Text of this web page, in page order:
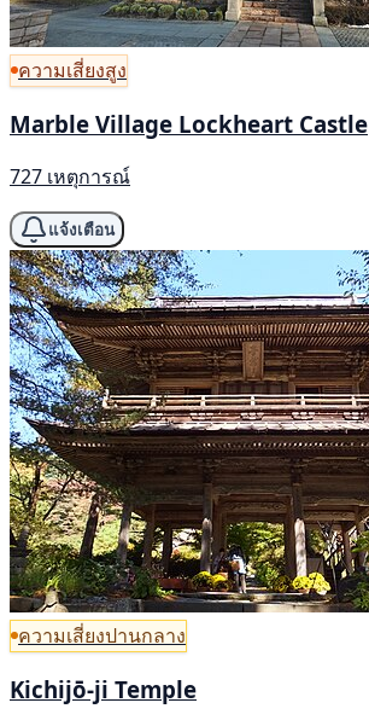
ความเสี่ยงสูง
Marble Village Lockheart Castle
727 เหตุการณ์
แจ้งเตือน
ความเสี่ยงปานกลาง
Kichijō-ji Temple